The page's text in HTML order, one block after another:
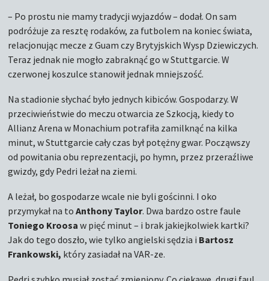
– Po prostu nie mamy tradycji wyjazdów – dodał. On sam
podróżuje za resztę rodaków, za futbolem na koniec świata,
relacjonując mecze z Guam czy Brytyjskich Wysp Dziewiczych.
Teraz jednak nie mogło zabraknąć go w Stuttgarcie. W
czerwonej koszulce stanowił jednak mniejszość.
Na stadionie słychać było jednych kibiców. Gospodarzy. W
przeciwieństwie do meczu otwarcia ze Szkocją, kiedy to
Allianz Arena w Monachium potrafiła zamilknąć na kilka
minut, w Stuttgarcie cały czas był potężny gwar. Począwszy
od powitania obu reprezentacji, po hymn, przez przeraźliwe
gwizdy, gdy Pedri leżał na ziemi.
A leżał, bo gospodarze wcale nie byli gościnni. I oko
przymykał na toAnthony Taylor. Dwa bardzo ostre faule
Toniego Kroosa w pięć minut – i brak jakiejkolwiek kartki?
Jak do tego doszło, wie tylko angielski sędzia i Bartosz
Frankowski, który zasiadał na VAR-ze.